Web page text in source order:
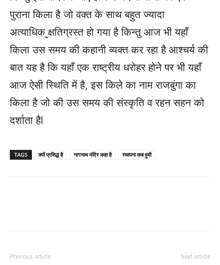
पुराना किला है जो वक्त के साथ बहुत ज्यादा
अत्याधिक क्षतिग्रस्त हो गया है किन्तु आज भी यहाँ
किला उस समय की कहानी व्यक्त कर रहा है आश्चर्य की
बात यह है कि यहाँ एक राष्ट्रीय धरोहर होने पर भी यहाँ
आज ऐसी स्थिति में है, इस किले का नाम राजबुंगा का
किला है जो की उस समय की संस्कृति व रहन सहन को
दर्शाता हैl
TAGS क्यों प्रसिद्ध है नागनाथ मंदिर कहा है स्थापना कब हुयी
Previous article Next article